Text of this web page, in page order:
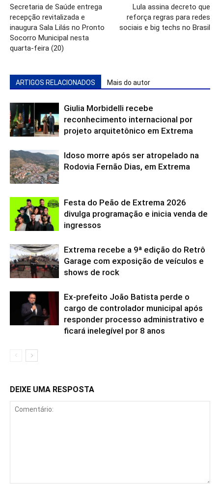
Secretaria de Saúde entrega
recepção revitalizada e
inaugura Sala Lilás no Pronto
Socorro Municipal nesta
quarta-feira (20)
Lula assina decreto que
reforça regras para redes
sociais e big techs no Brasil
ARTIGOS RELACIONADOS Mais do autor
Giulia Morbidelli recebe
reconhecimento internacional por
projeto arquitetônico em Extrema
Idoso morre após ser atropelado na
Rodovia Fernão Dias, em Extrema
Festa do Peão de Extrema 2026
divulga programação e inicia venda de
ingressos
Extrema recebe a 9ª edição do Retrô
Garage com exposição de veículos e
shows de rock
Ex-prefeito João Batista perde o
cargo de controlador municipal após
responder processo administrativo e
ficará inelegível por 8 anos
DEIXE UMA RESPOSTA